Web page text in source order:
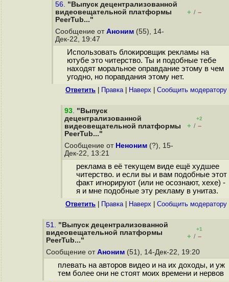
56. "Выпуск децентрализованной
видеовещательной платформы
PeerTub..."
+ / –
Сообщение от Аноним (55), 14-
Дек-22, 19:47
Использовать блокировщик рекламы на
ютубе это читерство. Ты и подобные тебе
находят моральное оправдание этому в чем
угодно, но поравдания этому нет.
Ответить Правка| Наверх Cообщить модератору
93. "Выпуск
децентрализованной
видеовещательной платформы
PeerTub..."
+2
+ / –
Сообщение от Неноним (?), 15-
Дек-22, 13:21
реклама в её текущем виде ещё худшее
читерство. и если вы и вам подобные этот
факт игнорируют (или не осознают, хехе) -
я и мне подобные эту рекламу в унитаз.
Ответить Правка| Наверх Cообщить модератору
51. "Выпуск децентрализованной
видеовещательной платформы
PeerTub..."
+1
+ / –
Сообщение от Аноним (51), 14-Дек-22, 19:20
плевать на авторов видео и на их доходы, и уж
тем более они не стоят моих времени и нервов